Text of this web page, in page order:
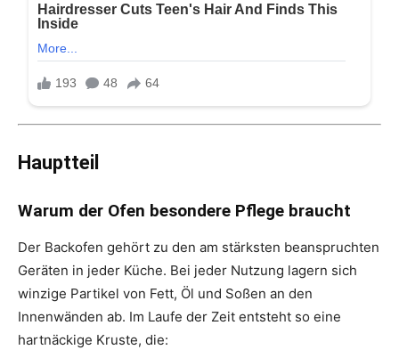
Hauptteil
Warum der Ofen besondere Pflege braucht
Der Backofen gehört zu den am stärksten beanspruchten
Geräten in jeder Küche. Bei jeder Nutzung lagern sich
winzige Partikel von Fett, Öl und Soßen an den
Innenwänden ab. Im Laufe der Zeit entsteht so eine
hartnäckige Kruste, die: